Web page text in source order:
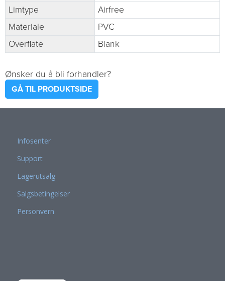
Limtype
Airfree
Materiale
PVC
Overflate
Blank
Ønsker du å bli forhandler?
GÅ TIL PRODUKTSIDE
Infosenter
Support
Lagerutsalg
Salgsbetingelser
Personvern